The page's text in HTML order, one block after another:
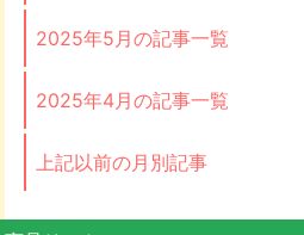
2025年5月の記事一覧
2025年4月の記事一覧
上記以前の月別記事